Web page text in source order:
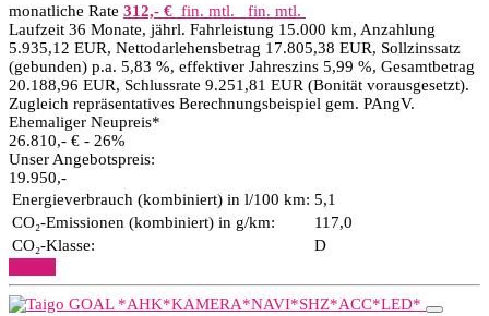
monatliche Rate 312,- € fin. mtl.
fin. mtl.
Laufzeit 36 Monate, jährl. Fahrleistung 15.000 km, Anzahlung
5.935,12 EUR, Nettodarlehensbetrag 17.805,38 EUR, Sollzinssatz
(gebunden) p.a. 5,83 %, effektiver Jahreszins 5,99 %, Gesamtbetrag
20.188,96 EUR, Schlussrate 9.251,81 EUR (Bonität vorausgesetzt).
Zugleich repräsentatives Berechnungsbeispiel gem. PAngV.
Ehemaliger Neupreis*
26.810,- € - 26%
Unser Angebotspreis:
19.950,-
Energieverbrauch (kombiniert) in l/100 km: 5,1
CO₂-Emissionen (kombiniert) in g/km:
117,0
CO₂-Klasse:
D